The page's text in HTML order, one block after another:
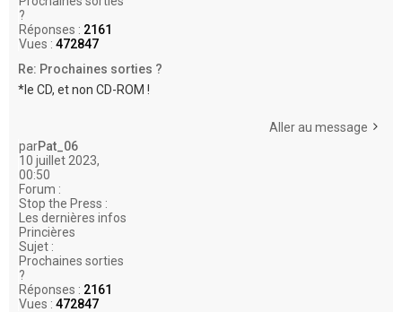
?
Réponses : 2161
Vues : 472847
Re: Prochaines sorties ?
*le CD, et non CD-ROM !
Aller au message
parPat_06
10 juillet 2023,
00:50
Forum :
Stop the Press :
Les dernières infos
Princières
Sujet :
Prochaines sorties
?
Réponses : 2161
Vues : 472847